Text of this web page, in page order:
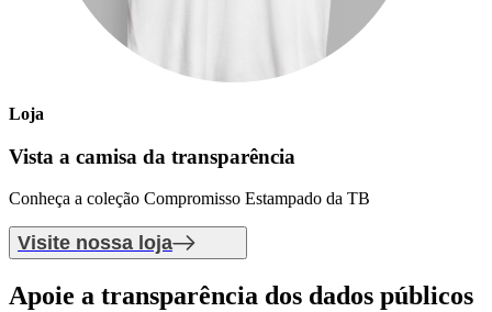
Loja
Vista a camisa da transparência
Conheça a coleção Compromisso Estampado da TB
Visite nossa loja
Apoie a transparência dos dados públicos